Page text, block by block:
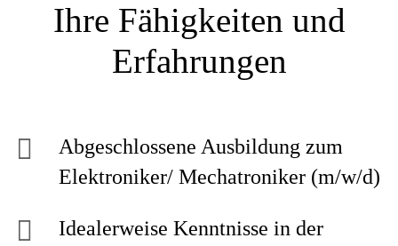
Ihre Fähigkeiten und
Erfahrungen
Abgeschlossene Ausbildung zum
Elektroniker/ Mechatroniker (m/w/d)
Idealerweise Kenntnisse in der